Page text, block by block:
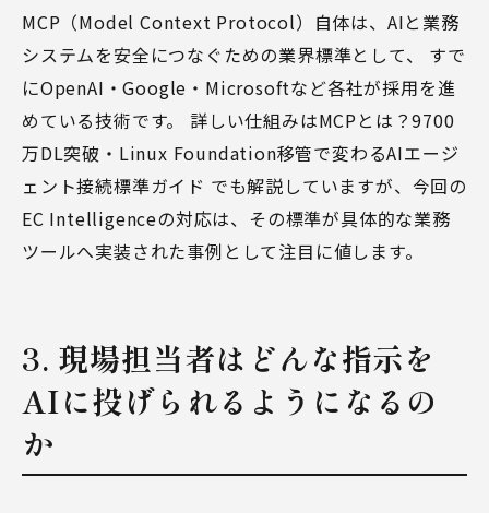
MCP（Model Context Protocol）自体は、AIと業務
システムを安全につなぐための業界標準として、 すで
にOpenAI・Google・Microsoftなど各社が採用を進
めている技術です。 詳しい仕組みはMCPとは？9700
万DL突破・Linux Foundation移管で変わるAIエージ
ェント接続標準ガイド でも解説していますが、今回の
EC Intelligenceの対応は、その標準が具体的な業務
ツールへ実装された事例として注目に値します。
3. 現場担当者はどんな指示を
AIに投げられるようになるの
か